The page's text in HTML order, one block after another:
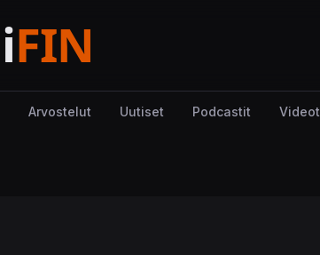
Arvostelut Uutiset Podcastit Videot